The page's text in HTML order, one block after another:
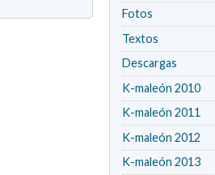
Fotos
Textos
Descargas
K-maleón 2010
K-maleón 2011
K-maleón 2012
K-maleón 2013